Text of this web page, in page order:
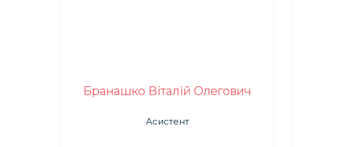
Бранашко Віталій Олегович
Асистент